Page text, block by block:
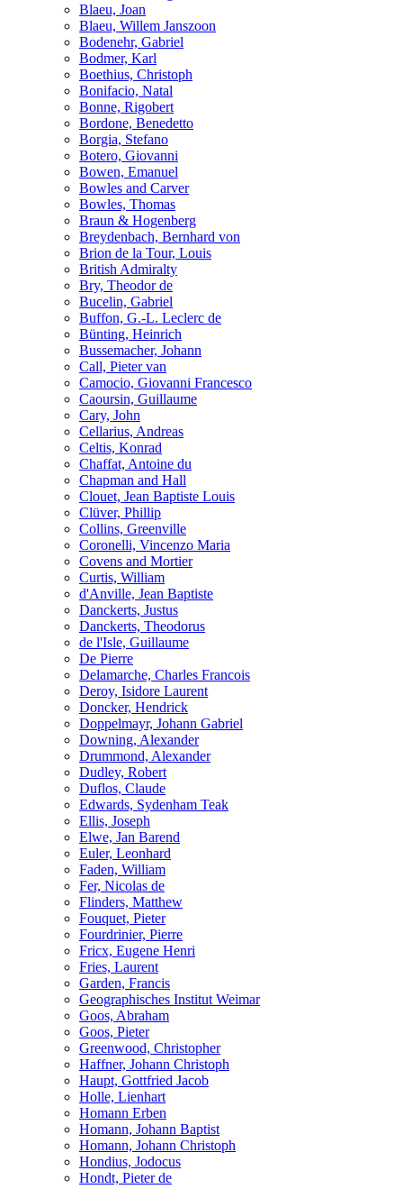
Blaeu, Joan
Blaeu, Willem Janszoon
Bodenehr, Gabriel
Bodmer, Karl
Boethius, Christoph
Bonifacio, Natal
Bonne, Rigobert
Bordone, Benedetto
Borgia, Stefano
Botero, Giovanni
Bowen, Emanuel
Bowles and Carver
Bowles, Thomas
Braun & Hogenberg
Breydenbach, Bernhard von
Brion de la Tour, Louis
British Admiralty
Bry, Theodor de
Bucelin, Gabriel
Buffon, G.-L. Leclerc de
Bünting, Heinrich
Bussemacher, Johann
Call, Pieter van
Camocio, Giovanni Francesco
Caoursin, Guillaume
Cary, John
Cellarius, Andreas
Celtis, Konrad
Chaffat, Antoine du
Chapman and Hall
Clouet, Jean Baptiste Louis
Clüver, Phillip
Collins, Greenville
Coronelli, Vincenzo Maria
Covens and Mortier
Curtis, William
d'Anville, Jean Baptiste
Danckerts, Justus
Danckerts, Theodorus
de l'Isle, Guillaume
De Pierre
Delamarche, Charles Francois
Deroy, Isidore Laurent
Doncker, Hendrick
Doppelmayr, Johann Gabriel
Downing, Alexander
Drummond, Alexander
Dudley, Robert
Duflos, Claude
Edwards, Sydenham Teak
Ellis, Joseph
Elwe, Jan Barend
Euler, Leonhard
Faden, William
Fer, Nicolas de
Flinders, Matthew
Fouquet, Pieter
Fourdrinier, Pierre
Fricx, Eugene Henri
Fries, Laurent
Garden, Francis
Geographisches Institut Weimar
Goos, Abraham
Goos, Pieter
Greenwood, Christopher
Haffner, Johann Christoph
Haupt, Gottfried Jacob
Holle, Lienhart
Homann Erben
Homann, Johann Baptist
Homann, Johann Christoph
Hondius, Jodocus
Hondt, Pieter de